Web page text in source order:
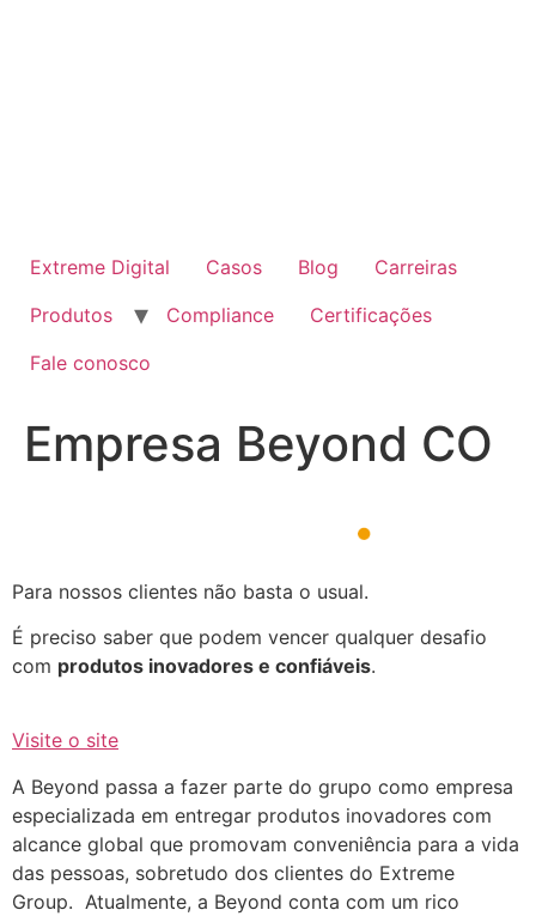
Extreme Digital Casos Blog
Carreiras
Produtos
Compliance
Certificações
Fale conosco
Empresa Beyond CO
Para nossos clientes não basta o usual.
É preciso saber que podem vencer qualquer desafio
com produtos inovadores e confiáveis.
Visite o site
A Beyond passa a fazer parte do grupo como empresa
especializada em entregar produtos inovadores com
alcance global que promovam conveniência para a vida
das pessoas, sobretudo dos clientes do Extreme
Group. Atualmente, a Beyond conta com um rico